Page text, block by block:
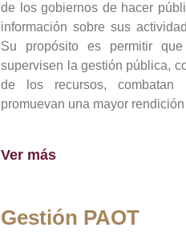
de los gobiernos de hacer
información sobre sus
Su propósito es permitir
supervisen la gestión pública,
de los recursos, combatan
promuevan una mayor
Ver más
Gestión PAOT